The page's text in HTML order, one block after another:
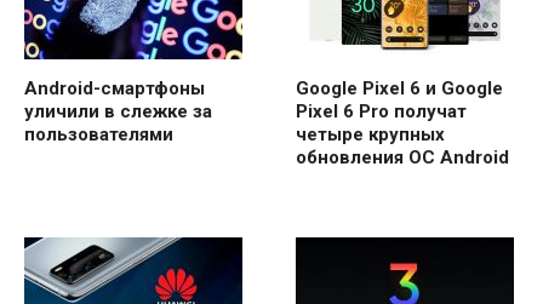
Android-смартфоны
уличили в слежке за
пользователями
Google Pixel 6 и Google
Pixel 6 Pro получат
четыре крупных
обновления ОС Android